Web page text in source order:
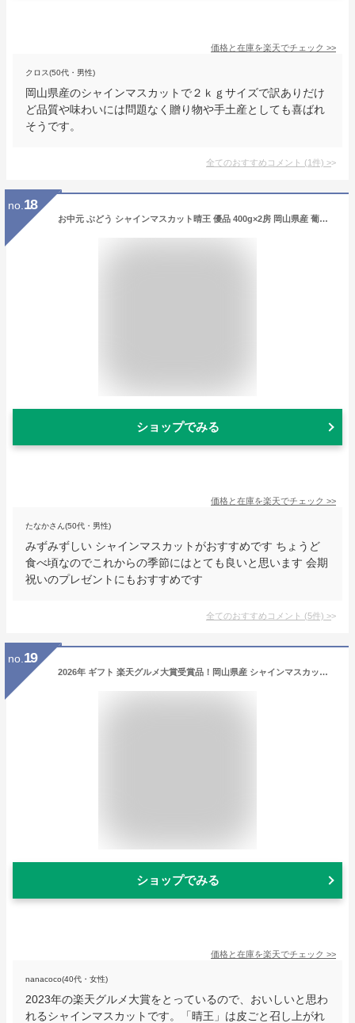
価格と在庫を楽天でチェック >>
クロス(50代・男性)
岡山県産のシャインマスカットで２ｋｇサイズで訳ありだけ
ど品質や味わいには問題なく贈り物や手土産としても喜ばれ
そうです。
全てのおすすめコメント (1件) >
no. 18
お中元 ぶどう シャインマスカット晴王 優品 400g×2房 岡山県産 葡萄 ブドウ ギフト お取り寄せ
ショップでみる
価格と在庫を楽天でチェック >>
たなかさん(50代・男性)
みずみずしい シャインマスカットがおすすめです ちょうど
食べ頃なのでこれからの季節にはとても良いと思います 会期
祝いのプレゼントにもおすすめです
全てのおすすめコメント (5件) >
no. 19
2026年 ギフト 楽天グルメ大賞受賞品！岡山県産 シャインマスカット 晴王 青秀品 2房(400g×2) 贈答用 御中元 御歳暮 父の日 敬老の日 葡萄 ぶどう ブドウ プレゼント 御礼 御祝 御供 果物 くだもの フルーツ 【岡山果物工房】
ショップでみる
価格と在庫を楽天でチェック >>
nanacoco(40代・女性)
2023年の楽天グルメ大賞をとっているので、おいしいと思わ
れるシャインマスカットです。「晴王」は皮ごと召し上がれ